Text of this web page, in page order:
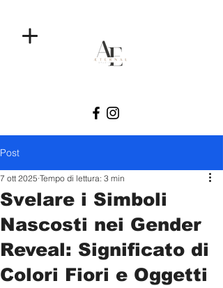
Post
Svelare i Simboli
Nascosti nei Gender
Reveal: Significato di
Colori Fiori e Oggetti
7 ott 2025 Tempo di lettura: 3 min